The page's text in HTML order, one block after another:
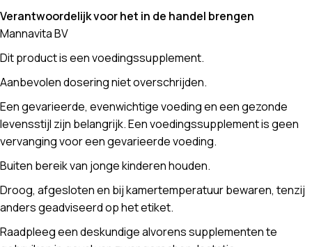
Verantwoordelijk voor het in de handel brengen
Mannavita BV
Dit product is een voedingssupplement.
Aanbevolen dosering niet overschrijden.
Een gevarieerde, evenwichtige voeding en een gezonde
levensstijl zijn belangrijk. Een voedingssupplement is geen
vervanging voor een gevarieerde voeding.
Buiten bereik van jonge kinderen houden.
Droog, afgesloten en bij kamertemperatuur bewaren, tenzij
anders geadviseerd op het etiket.
Raadpleeg een deskundige alvorens supplementen te